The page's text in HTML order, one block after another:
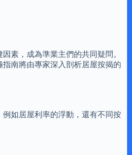
素，成為準業主們的共同疑問。
南將由專家深入剖析居屋按揭的
如居屋利率的浮動，還有不同按